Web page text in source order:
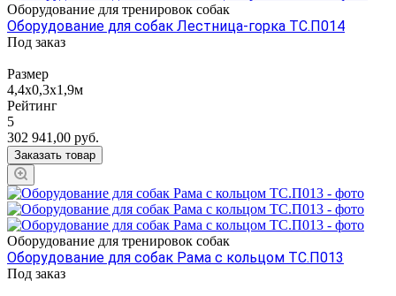
Оборудование для тренировок собак
Оборудование для собак Лестница-горка ТС.П014
Под заказ
Размер
4,4х0,3х1,9м
Рейтинг
5
302 941,00 руб.
Заказать товар
Оборудование для тренировок собак
Оборудование для собак Рама с кольцом ТС.П013
Под заказ